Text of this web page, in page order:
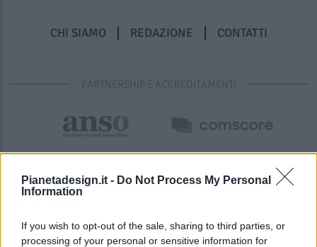
Pianetadesign.it - Do Not Process My Personal
Information
If you wish to opt-out of the sale, sharing to third parties, or
processing of your personal or sensitive information for
CHI SIAMO REDAZIONE CONTATTI
PARTNERSHIP E ACCREDITAMENTI